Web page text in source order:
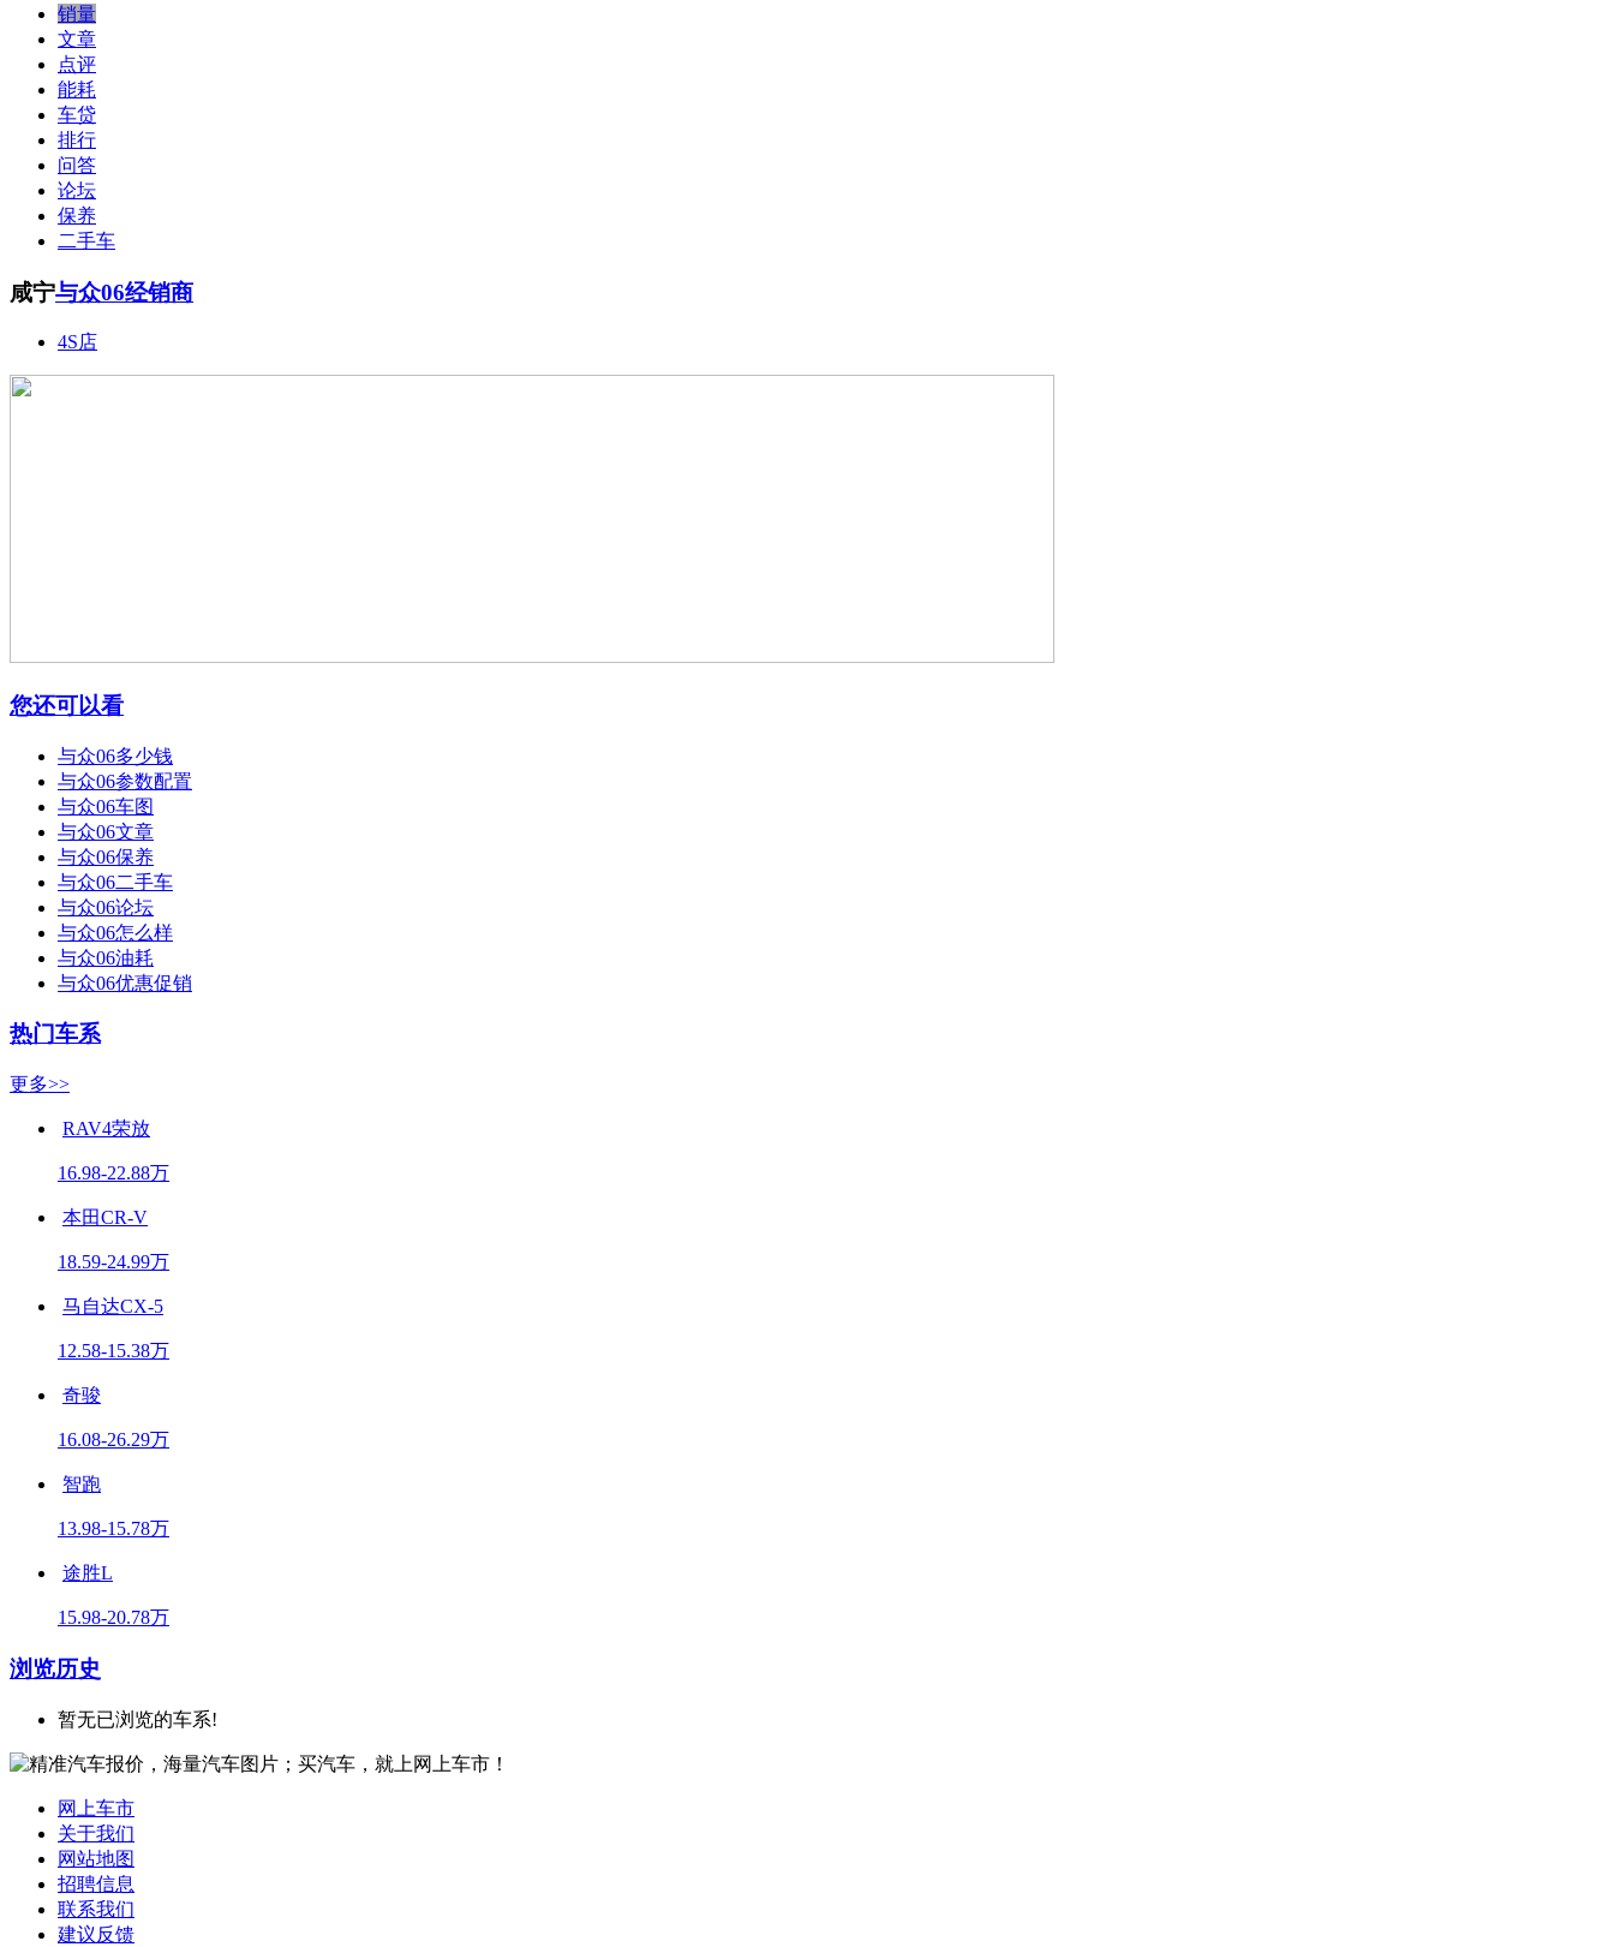
销量
文章
点评
能耗
车贷
排行
问答
论坛
保养
二手车
咸宁与众06经销商
4S店
您还可以看
与众06多少钱
与众06参数配置
与众06车图
与众06文章
与众06保养
与众06二手车
与众06论坛
与众06怎么样
与众06油耗
与众06优惠促销
热门车系
更多>>
RAV4荣放
16.98-22.88万
本田CR-V
18.59-24.99万
马自达CX-5
12.58-15.38万
奇骏
16.08-26.29万
智跑
13.98-15.78万
途胜L
15.98-20.78万
浏览历史
暂无已浏览的车系!
网上车市
关于我们
网站地图
招聘信息
联系我们
建议反馈